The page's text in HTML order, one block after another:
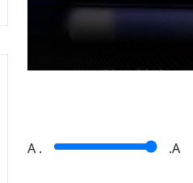
A . .A